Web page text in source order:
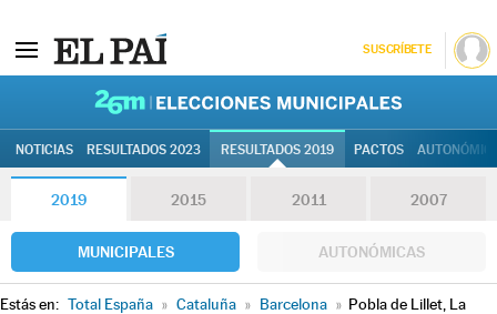
SUSCRÍBETE
NOTICIAS RESULTADOS 2023 RESULTADOS 2019 PACTOS
2019 2015 2011 2007
MUNICIPALES AUTONÓMICAS
Estás en: Total España » Cataluña » Barcelona » Pobla de Lillet, La